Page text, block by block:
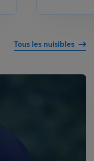
Tous les nuisibles